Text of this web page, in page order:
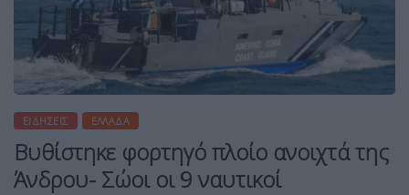
ΕΙΔΉΣΕΙΣ ΕΛΛΆΔΑ
Βυθίστηκε φορτηγό πλοίο ανοιχτά της
Άνδρου- Σώοι οι 9 ναυτικοί